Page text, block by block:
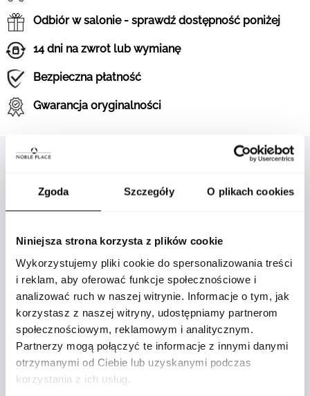
Zgoda Szczegóły O plikach cookies
Niniejsza strona korzysta z plików cookie
Wykorzystujemy pliki cookie do spersonalizowania treści
i reklam, aby oferować funkcje społecznościowe i
analizować ruch w naszej witrynie. Informacje o tym, jak
korzystasz z naszej witryny, udostępniamy partnerom
społecznościowym, reklamowym i analitycznym.
Partnerzy mogą połączyć te informacje z innymi danymi
otrzymanymi od Ciebie lub uzyskanymi podczas
korzystania z ich usług.
Odbiór w salonie - sprawdź dostępność poniżej
14 dni na zwrot lub wymianę
Bezpieczna płatność
Gwarancja oryginalności
OPIS
TAG Heuer CBS2212.BA0048 Carrera to
współczesna reinterpretacja legendarnego
modelu Heuer Carrera, łącząca klasyczną
elegancję z nowoczesnymi rozwiązaniami
technicznymi. Zegarek wyróżnia się intensywnie